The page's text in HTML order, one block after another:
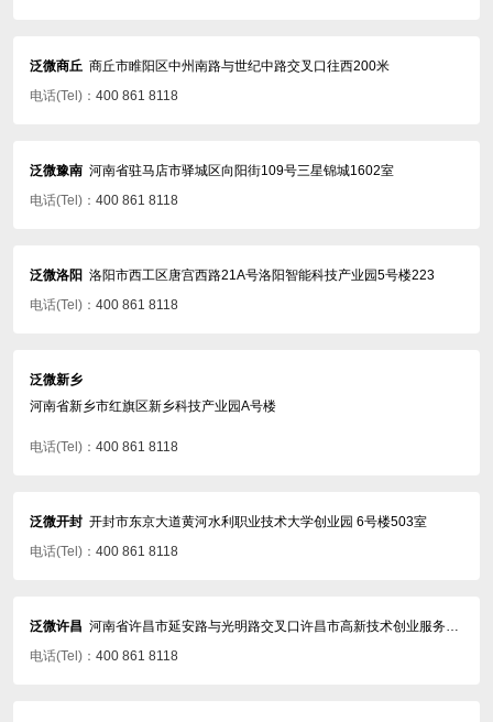
泛微商丘 商丘市睢阳区中州南路与世纪中路交叉口往西200米
电话(Tel)： 400 861 8118
泛微豫南 河南省驻马店市驿城区向阳街109号三星锦城1602室
电话(Tel)： 400 861 8118
泛微洛阳 洛阳市西工区唐宫西路21A号洛阳智能科技产业园5号楼223
电话(Tel)： 400 861 8118
泛微新乡
河南省新乡市红旗区新乡科技产业园A号楼
电话(Tel)： 400 861 8118
泛微开封 开封市东京大道黄河水利职业技术大学创业园 6号楼503室
电话(Tel)： 400 861 8118
泛微许昌 河南省许昌市延安路与光明路交叉口许昌市高新技术创业服务中心307室
电话(Tel)： 400 861 8118